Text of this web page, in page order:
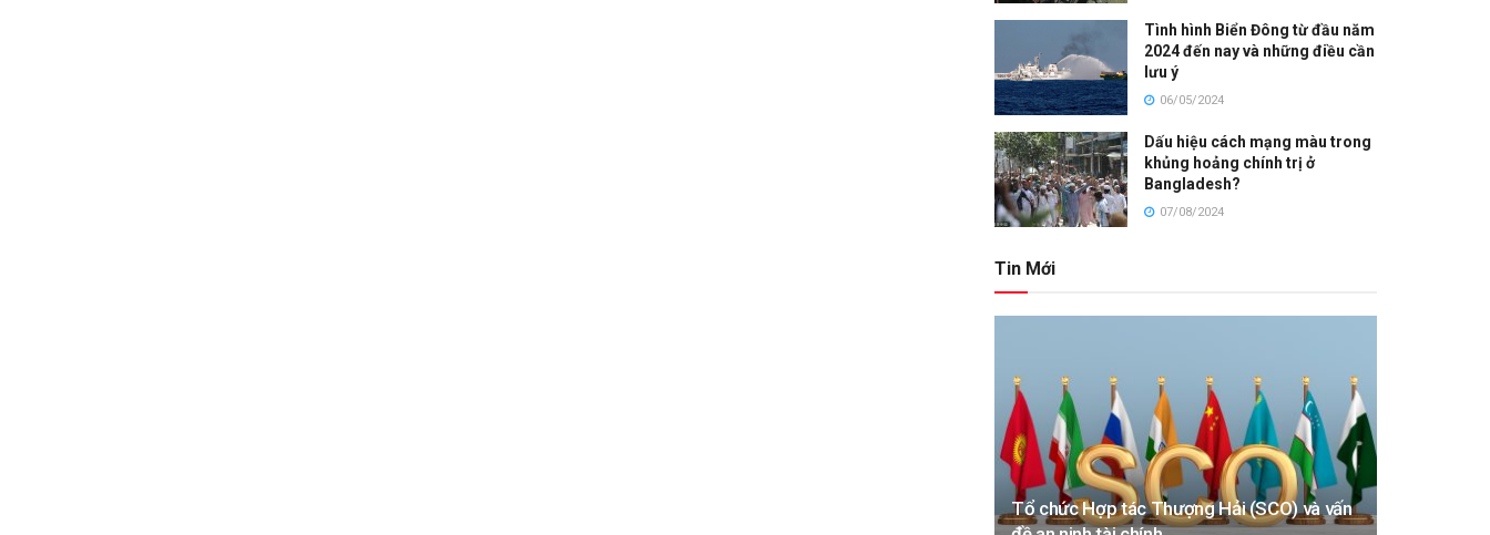
Tình hình Biển Đông từ đầu năm
2024 đến nay và những điều cần
lưu ý
06/05/2024
Dấu hiệu cách mạng màu trong
khủng hoảng chính trị ở
Bangladesh?
07/08/2024
Tin Mới
Tổ chức Hợp tác Thượng Hải (SCO) và vấn